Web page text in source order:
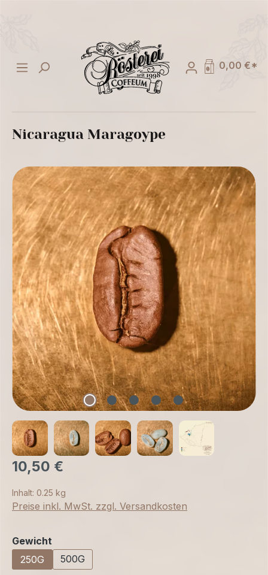
0,00 €*
Nicaragua Maragoype
10,50 €
Inhalt: 0.25 kg
Preise inkl. MwSt. zzgl. Versandkosten
Gewicht
250G
500G